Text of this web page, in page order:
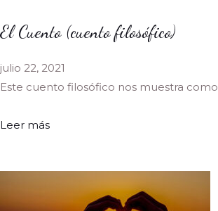
El Cuento (cuento filosófico)
julio 22, 2021
Este cuento filosófico nos muestra
Leer más